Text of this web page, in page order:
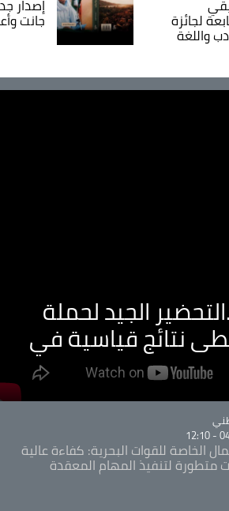
لجائزة
واللغة
إصدار
جانت
الجيد لحملة
نتائج قياسية في
الخاصة للقوات البحرية: كفاءة عالية
متطورة لتنفيذ المهام المعقدة